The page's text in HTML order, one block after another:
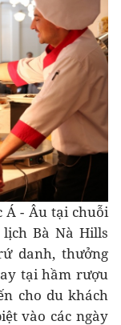
Á - Âu tại chuỗi
Bà Nà Hills
danh, thưởng
tại hầm rượu
cho du khách
vào các ngày